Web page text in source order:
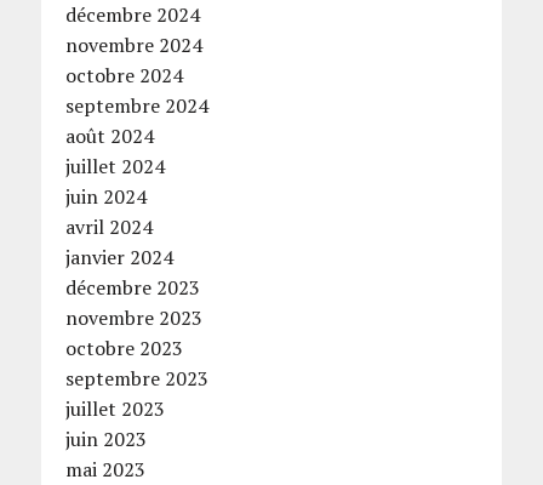
décembre 2024
novembre 2024
octobre 2024
septembre 2024
août 2024
juillet 2024
juin 2024
avril 2024
janvier 2024
décembre 2023
novembre 2023
octobre 2023
septembre 2023
juillet 2023
juin 2023
mai 2023